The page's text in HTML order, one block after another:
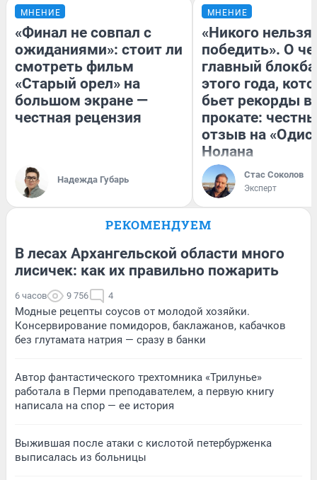
МНЕНИЕ
«Финал не совпал с
ожиданиями»: стоит ли
смотреть фильм
«Старый орел» на
большом экране —
честная рецензия
Надежда Губарь
МНЕНИЕ
«Никого нельзя
победить». О
главный
этого года,
бьет рекорды в
прокате:
отзыв на
Нолана
Стас Соколов
Эксперт
РЕКОМЕНДУЕМ
В лесах Архангельской области много
лисичек: как их правильно пожарить
6 часов 9 756 4
Модные рецепты соусов от молодой хозяйки.
Консервирование помидоров, баклажанов, кабачков
без глутамата натрия — сразу в банки
Автор фантастического трехтомника «Трилунье»
работала в Перми преподавателем, а первую книгу
написала на спор — ее история
Выжившая после атаки с кислотой петербурженка
выписалась из больницы